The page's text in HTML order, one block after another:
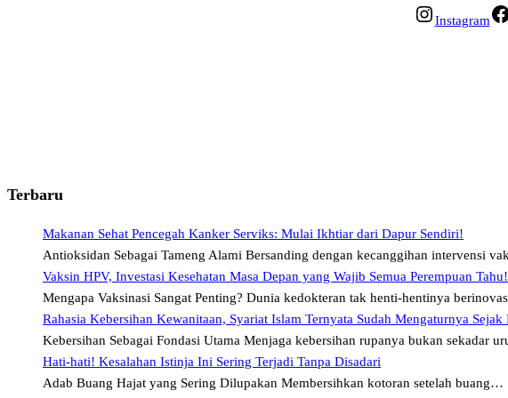
Instagram
Terbaru
Makanan Sehat Pencegah Kanker Serviks: Mulai Ikhtiar dari Dapur Sendiri!
Antioksidan Sebagai Tameng Alami Bersanding dengan kecanggihan intervensi
Vaksin HPV, Investasi Kesehatan Masa Depan yang Wajib Semua Perempuan Tahu!
Mengapa Vaksinasi Sangat Penting? Dunia kedokteran tak henti-hentinya
Rahasia Kebersihan Kewanitaan, Syariat Islam Ternyata Sudah Mengaturnya Sejak
Kebersihan Sebagai Fondasi Utama Menjaga kebersihan rupanya bukan sekadar
Hati-hati! Kesalahan Istinja Ini Sering Terjadi Tanpa Disadari
Adab Buang Hajat yang Sering Dilupakan Membersihkan kotoran setelah buang…